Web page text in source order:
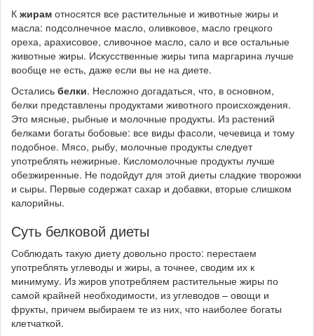
К жирам относятся все растительные и животные жиры и
масла: подсолнечное масло, оливковое, масло грецкого
ореха, арахисовое, сливочное масло, сало и все остальные
животные жиры. Искусственные жиры типа маргарина лучше
вообще не есть, даже если вы не на диете.
Остались белки. Несложно догадаться, что, в основном,
белки представлены продуктами животного происхождения.
Это мясные, рыбные и молочные продукты. Из растений
белками богаты бобовые: все виды фасоли, чечевица и тому
подобное. Мясо, рыбу, молочные продукты следует
употреблять нежирные. Кисломолочные продукты лучше
обезжиренные. Не подойдут для этой диеты сладкие творожки
и сыры. Первые содержат сахар и добавки, вторые слишком
калорийны.
Суть белковой диеты
Соблюдать такую диету довольно просто: перестаем
употреблять углеводы и жиры, а точнее, сводим их к
минимуму. Из жиров употребляем растительные жиры по
самой крайней необходимости, из углеводов – овощи и
фрукты, причем выбираем те из них, что наиболее богаты
клетчаткой.